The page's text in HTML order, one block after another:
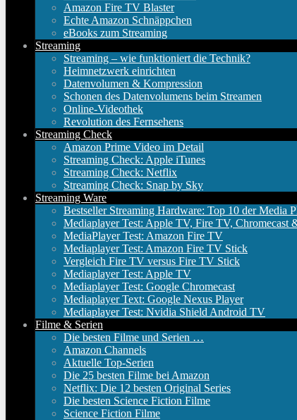
Amazon Fire TV Blaster
Echte Amazon Schnäppchen
eBooks zum Streaming
Streaming
Streaming – wie funktioniert die Technik?
Heimnetzwerk einrichten
Datenvolumen & Kompression
Schonen des Datenvolumens beim Streamen
Online-Videothek
Revolution des Fernsehens
Streaming Check
Amazon Prime Video im Detail
Streaming Check: Apple iTunes
Streaming Check: Netflix
Streaming Check: Snap by Sky
Streaming Ware
Bestseller Streaming Hardware: Top 10 der Media
Mediaplayer Test: Apple TV, Fire TV, Chromecast
MediaPlayer Test: Amazon Fire TV
Mediaplayer Test: Amazon Fire TV Stick
Vergleich Fire TV versus Fire TV Stick
Mediaplayer Test: Apple TV
Mediaplayer Test: Google Chromecast
Mediaplayer Text: Google Nexus Player
Mediaplayer Test: Nvidia Shield Android TV
Filme & Serien
Die besten Filme und Serien …
Amazon Channels
Aktuelle Top-Serien
Die 25 besten Filme bei Amazon
Netflix: Die 12 besten Original Series
Die besten Science Fiction Filme
Science Fiction Filme